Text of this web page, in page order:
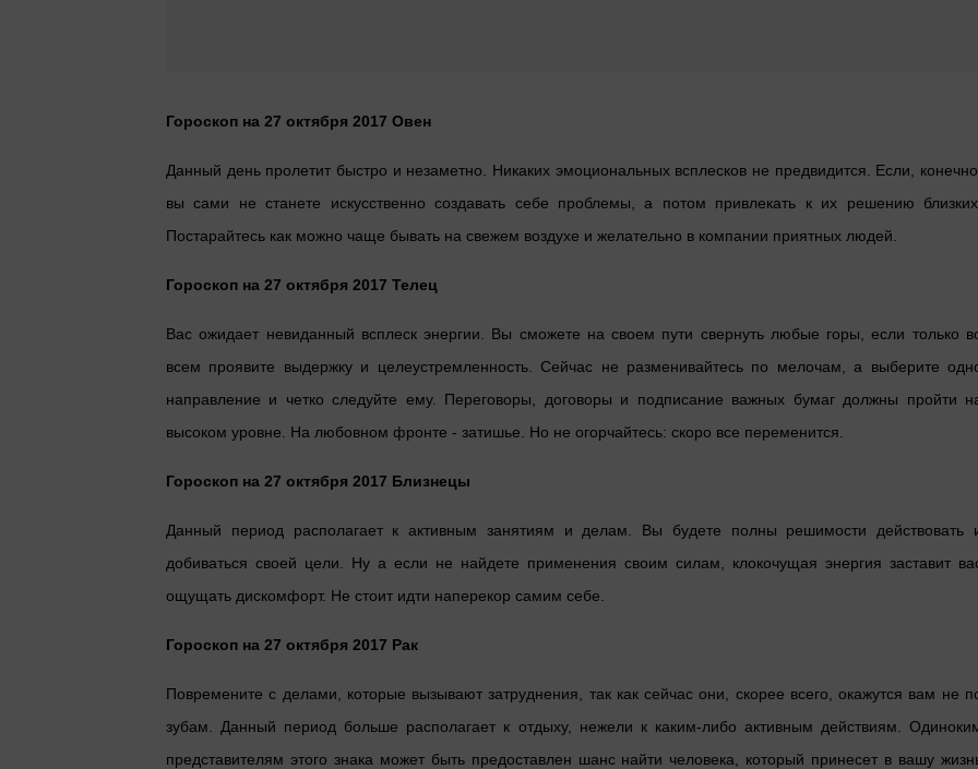
Гороскоп на 27 октября 2017 Овен
Данный день пролетит быстро и незаметно. Никаких эмоциональных всплесков не предвидится. Если, конечно,
вы сами не станете искусственно создавать себе проблемы, а потом привлекать к их решению близких.
Постарайтесь как можно чаще бывать на свежем воздухе и желательно в компании приятных людей.
Гороскоп на 27 октября 2017 Телец
Вас ожидает невиданный всплеск энергии. Вы сможете на своем пути свернуть любые горы, если только
всем проявите выдержку и целеустремленность. Сейчас не разменивайтесь по мелочам, а выберите
направление и четко следуйте ему. Переговоры, договоры и подписание важных бумаг должны пройти
высоком уровне. На любовном фронте - затишье. Но не огорчайтесь: скоро все переменится.
Гороскоп на 27 октября 2017 Близнецы
Данный период располагает к активным занятиям и делам. Вы будете полны решимости действовать
добиваться своей цели. Ну а если не найдете применения своим силам, клокочущая энергия заставит
ощущать дискомфорт. Не стоит идти наперекор самим себе.
Гороскоп на 27 октября 2017 Рак
Повремените с делами, которые вызывают затруднения, так как сейчас они, скорее всего, окажутся вам не
зубам. Данный период больше располагает к отдыху, нежели к каким-либо активным действиям.
представителям этого знака может быть предоставлен шанс найти человека, который принесет в вашу